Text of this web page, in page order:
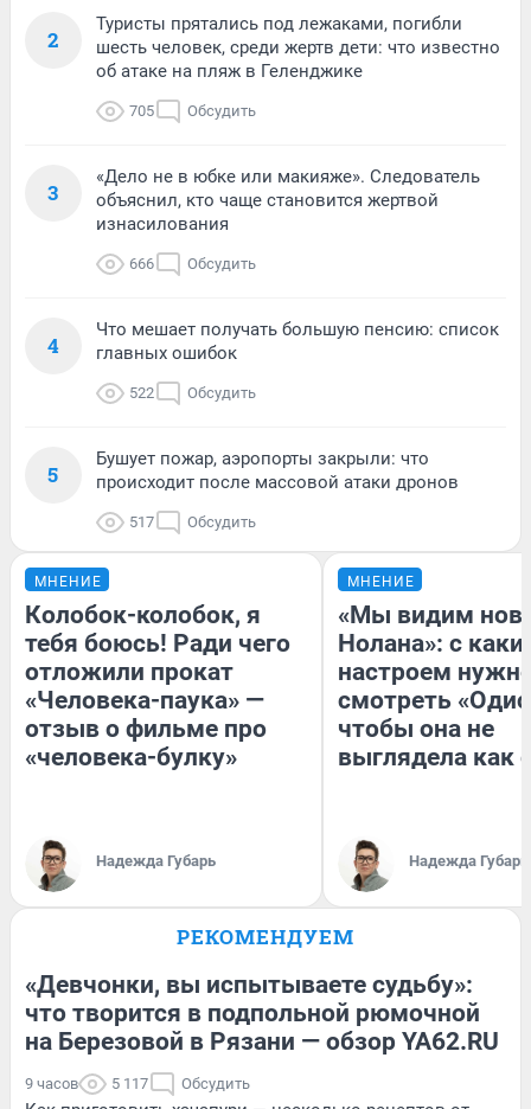
2
Туристы прятались под лежаками, погибли
шесть человек, среди жертв дети: что известно
об атаке на пляж в Геленджике
705 Обсудить
3
«Дело не в юбке или макияже». Следователь
объяснил, кто чаще становится жертвой
изнасилования
666 Обсудить
4
Что мешает получать большую пенсию: список
главных ошибок
522 Обсудить
5
Бушует пожар, аэропорты закрыли: что
происходит после массовой атаки дронов
517 Обсудить
МНЕНИЕ
Колобок-колобок, я
тебя боюсь! Ради чего
отложили прокат
«Человека-паука» —
отзыв о фильме про
«человека-булку»
Надежда Губарь
МНЕНИЕ
«Мы видим
Нолана»: с
настроем
смотреть
чтобы она не
выглядела как
Надежда Губарь
РЕКОМЕНДУЕМ
«Девчонки, вы испытываете судьбу»:
что творится в подпольной рюмочной
на Березовой в Рязани — обзор YA62.RU
9 часов 5 117 Обсудить